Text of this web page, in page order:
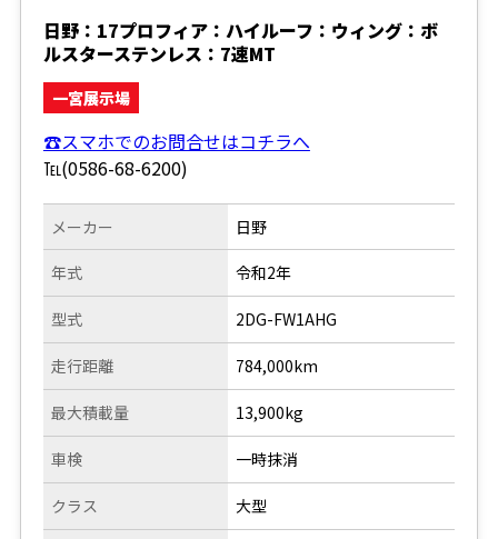
日野：17プロフィア：ハイルーフ：ウィング：ボ
ルスターステンレス：7速MT
一宮展示場
☎スマホでのお問合せはコチラへ
℡(0586-68-6200)
メーカー
年式
型式
走行距離
日野
令和2年
2DG-FW1AHG
784,000km
最大積載量
車検
クラス
13,900kg
一時抹消
大型